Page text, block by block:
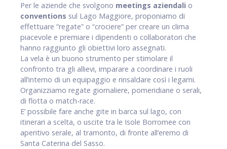
Per le aziende che svolgono meetings aziendali o
conventions sul Lago Maggiore, proponiamo di
effettuare “regate” o “crociere” per creare un clima
piacevole e premiare i dipendenti o collaboratori che
hanno raggiunto gli obiettivi loro assegnati.
La vela è un buono strumento per stimolare il
confronto tra gli allievi, imparare a coordinare i ruoli
all’interno di un equipaggio e rinsaldare così i legami.
Organizziamo regate giornaliere, pomeridiane o serali,
di flotta o match-race.
E’ possibile fare anche gite in barca sul lago, con
itinerari a scelta, o uscite tra le Isole Borromee con
aperitivo serale, al tramonto, di fronte all’eremo di
Santa Caterina del Sasso.